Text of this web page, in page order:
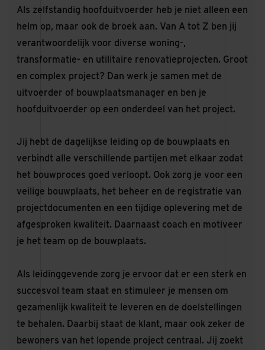
Als zelfstandig hoofduitvoerder heb je niet alleen een
helm op, maar ook de broek aan. Van A tot Z ben jij
verantwoordelijk voor diverse woning-,
transformatie- en utilitaire renovatieprojecten. Groot
en complex project? Dan werk je samen met de
uitvoerder of bouwplaatsmanager en ben je
hoofduitvoerder op een onderdeel van het project.
Jij hebt de dagelijkse leiding op de bouwplaats en
verbindt alle verschillende partijen met elkaar zodat
het bouwproces goed verloopt. Ook zorg je voor een
veilige bouwplaats, het beheer en de registratie van
projectdocumenten en een tijdige oplevering met de
afgesproken kwaliteit. Daarnaast coach en motiveer
je het team op de bouwplaats.
Als leidinggevende zorg je ervoor dat er een sterk en
succesvol team staat en stimuleer je mensen om
gezamenlijk kwaliteit te leveren en de doelstellingen
te behalen. Daarbij staat de klant, maar ook zeker de
bewoners van het lopende project centraal. Jij zoekt